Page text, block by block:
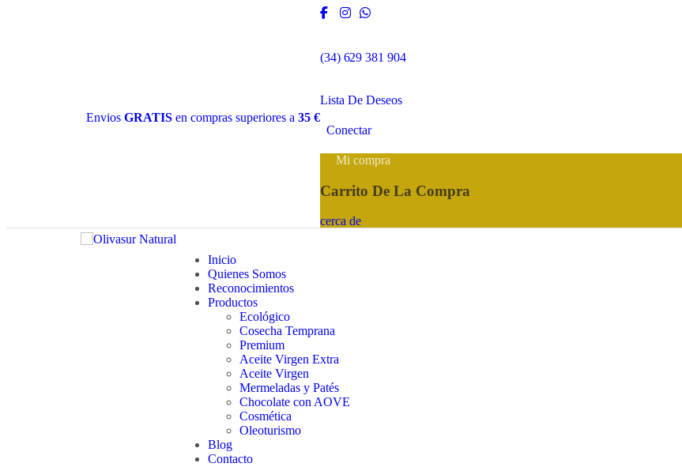
Envios GRATIS en compras superiores a 35 €
(34) 629 381 904
Lista De Deseos
Conectar
Mi compra
Carrito De La Compra
cerca de
Inicio
Quienes Somos
Reconocimientos
Productos
Ecológico
Cosecha Temprana
Premium
Aceite Virgen Extra
Aceite Virgen
Mermeladas y Patés
Chocolate con AOVE
Cosmética
Oleoturismo
Blog
Contacto